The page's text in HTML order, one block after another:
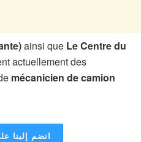
ainsi que Le Centre du
actuellement des
mécanicien de camion
انضم إلينا